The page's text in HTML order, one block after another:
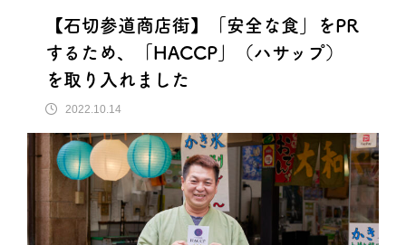
【石切参道商店街】「安全な食」をPR
するため、「HACCP」（ハサップ）
を取り入れました
2022.10.14